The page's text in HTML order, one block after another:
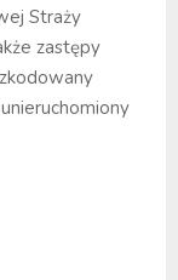
Straży
zastępy